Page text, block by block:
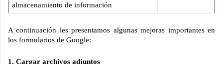
almacenamiento de información
A continuación les presentamos algunas mejoras importantes en
los formularios de Google:
1. Cargar archivos adjuntos